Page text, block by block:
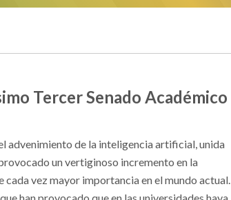
Tercer Senado Académico
advenimiento de la inteligencia artificial, unida
un vertiginoso incremento en la
vez mayor importancia en el mundo actual.